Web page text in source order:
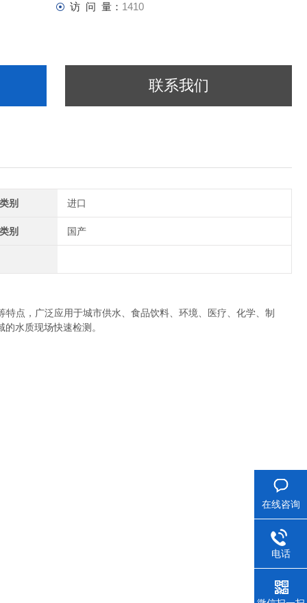
访 问 量： 1410
联系我们
别 进口
别 国产
点，广泛应用于城市供水、食品饮料、环境、医疗、化学、制
水质现场快速检测。
在线咨询
电话